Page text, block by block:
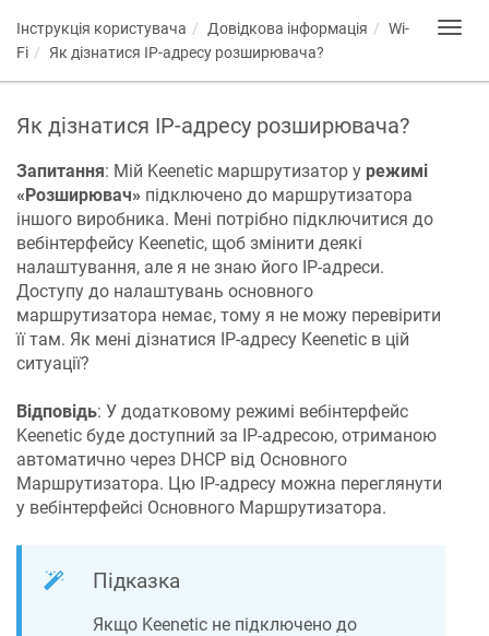
Інструкція користувача Довідкова інформація
Wi-
Fi
Як дізнатися IP-адресу розширювача?
Як дізнатися IP-адресу розширювача?
Запитання: Мій Keenetic маршрутизатор у режимі
«Розширювач» підключено до маршрутизатора
іншого виробника. Мені потрібно підключитися до
вебінтерфейсу Keenetic, щоб змінити деякі
налаштування, але я не знаю його IP-адреси.
Доступу до налаштувань основного
маршрутизатора немає, тому я не можу перевірити
її там. Як мені дізнатися IP-адресу Keenetic в цій
ситуації?
Відповідь: У додатковому режимі вебінтерфейс
Keenetic буде доступний за IP-адресою, отриманою
автоматично через DHCP від Основного
Маршрутизатора. Цю IP-адресу можна переглянути
у вебінтерфейсі Основного Маршрутизатора.
Підказка
Якщо Keenetic не підключено до